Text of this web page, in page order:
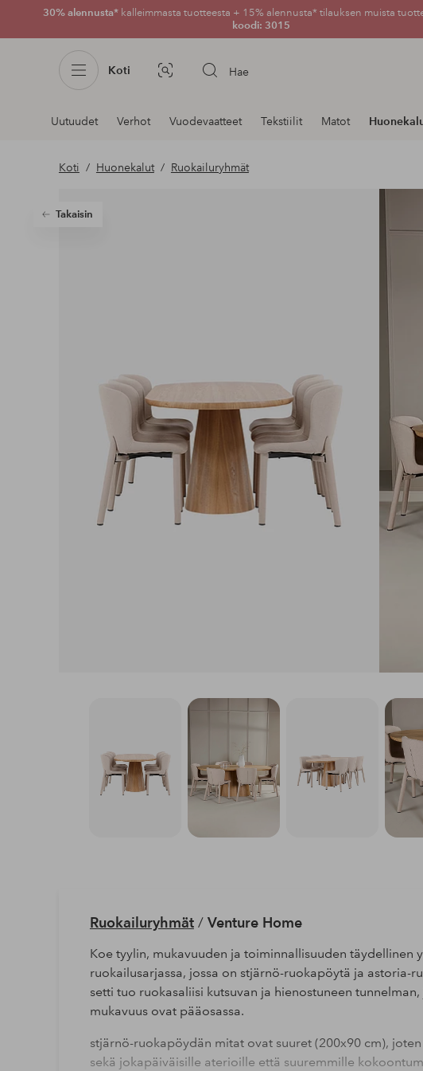
30% alennusta* kalleimmasta tuotteesta + 15% alennusta* tilauksen muista
koodi: 3015
Koti Kuvahaku Hae
Navigointi
osastoilla
Uutuudet Verhot Vuodevaatteet Tekstiilit Matot
Koti Huonekalut Ruokailuryhmät
Takaisin
Ruokailuryhmät/ Venture Home
Koe tyylin, mukavuuden ja toiminnallisuuden täydellinen
ruokailusarjassa, jossa on stjärnö-ruokapöytä ja astoria-
setti tuo ruokasaliisi kutsuvan ja hienostuneen
mukavuus ovat pääosassa.
stjärnö-ruokapöydän mitat ovat suuret (200x90 cm),
sekä jokapäiväisille aterioille että suuremmille